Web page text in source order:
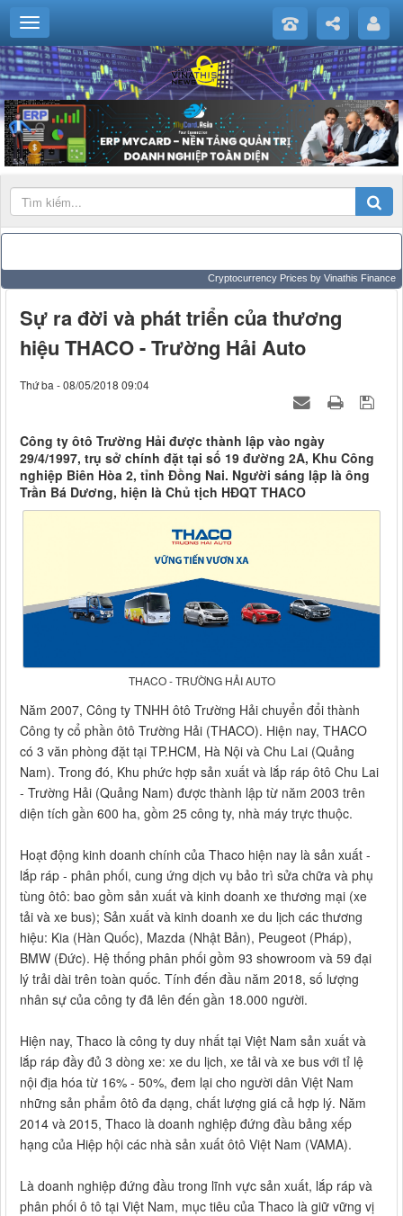
Cryptocurrency Prices by Vinathis Finance
Sự ra đời và phát triển của thương
hiệu THACO - Trường Hải Auto
Thứ ba - 08/05/2018 09:04
Công ty ôtô Trường Hải được thành lập vào ngày
29/4/1997, trụ sở chính đặt tại số 19 đường 2A, Khu Công
nghiệp Biên Hòa 2, tỉnh Đồng Nai. Người sáng lập là ông
Trần Bá Dương, hiện là Chủ tịch HĐQT THACO
THACO - TRƯỜNG HẢI AUTO
Năm 2007, Công ty TNHH ôtô Trường Hải chuyển đổi thành
Công ty cổ phần ôtô Trường Hải (THACO). Hiện nay, THACO
có 3 văn phòng đặt tại TP.HCM, Hà Nội và Chu Lai (Quảng
Nam). Trong đó, Khu phức hợp sản xuất và lắp ráp ôtô Chu Lai
- Trường Hải (Quảng Nam) được thành lập từ năm 2003 trên
diện tích gần 600 ha, gồm 25 công ty, nhà máy trực thuộc.
Hoạt động kinh doanh chính của Thaco hiện nay là sản xuất -
lắp ráp - phân phối, cung ứng dịch vụ bảo trì sửa chữa và phụ
tùng ôtô: bao gồm sản xuất và kinh doanh xe thương mại (xe
tải và xe bus); Sản xuất và kinh doanh xe du lịch các thương
hiệu: Kia (Hàn Quốc), Mazda (Nhật Bản), Peugeot (Pháp),
BMW (Đức). Hệ thống phân phối gồm 93 showroom và 59 đại
lý trải dài trên toàn quốc. Tính đến đầu năm 2018, số lượng
nhân sự của công ty đã lên đến gần 18.000 người.
Hiện nay, Thaco là công ty duy nhất tại Việt Nam sản xuất và
lắp ráp đầy đủ 3 dòng xe: xe du lịch, xe tải và xe bus với tỉ lệ
nội địa hóa từ 16% - 50%, đem lại cho người dân Việt Nam
những sản phẩm ôtô đa dạng, chất lượng giá cả hợp lý. Năm
2014 và 2015, Thaco là doanh nghiệp đứng đầu bảng xếp
hạng của Hiệp hội các nhà sản xuất ôtô Việt Nam (VAMA).
Là doanh nghiệp đứng đầu trong lĩnh vực sản xuất, lắp ráp và
phân phối ô tô tại Việt Nam, mục tiêu của Thaco là giữ vững vị